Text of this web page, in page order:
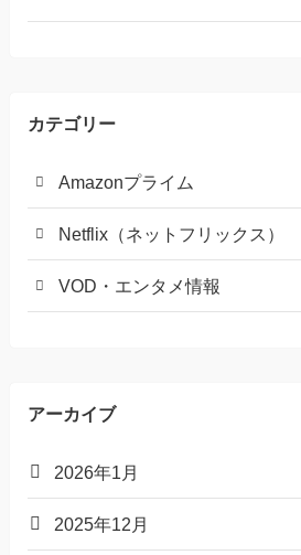
カテゴリー
Amazonプライム
Netflix（ネットフリックス）
VOD・エンタメ情報
アーカイブ
2026年1月
2025年12月